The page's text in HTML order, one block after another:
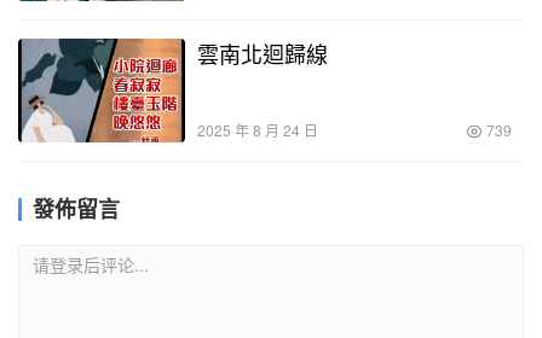
雲南北迴歸線
2025 年 8 月 24 日 739
發佈留言
请登录后评论...